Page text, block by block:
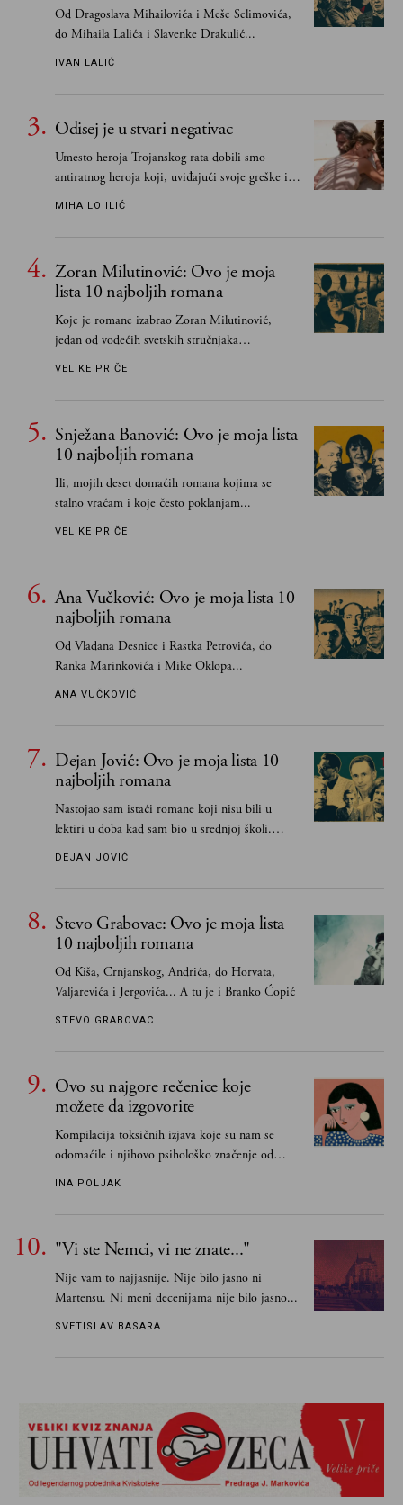
Od Dragoslava Mihailovića i Meše Selimovića,
do Mihaila Lalića i Slavenke Drakulić...
IVAN LALIĆ
Odisej je u stvari negativac
Umesto heroja Trojanskog rata dobili smo
antiratnog heroja koji, uviđajući svoje greške i
učeći na njima, shvata da postoje stvari koje su
MIHAILO ILIĆ
Zoran Milutinović: Ovo je moja
lista 10 najboljih romana
Koje je romane izabrao Zoran Milutinović,
jedan od vodećih svetskih stručnjaka
južnoslovenske književnosti
VELIKE PRIČE
Snježana Banović: Ovo je moja lista
10 najboljih romana
Ili, mojih deset domaćih romana kojima se
stalno vraćam i koje često poklanjam...
VELIKE PRIČE
Ana Vučković: Ovo je moja lista 10
najboljih romana
Od Vladana Desnice i Rastka Petrovića, do
Ranka Marinkovića i Mike Oklopa...
ANA VUČKOVIĆ
Dejan Jović: Ovo je moja lista 10
najboljih romana
Nastojao sam istaći romane koji nisu bili u
lektiri u doba kad sam bio u srednjoj školi.
Smatrao sam da su "klasici" već dovoljno
DEJAN JOVIĆ
Stevo Grabovac: Ovo je moja lista
10 najboljih romana
Od Kiša, Crnjanskog, Andrića, do Horvata,
Valjarevića i Jergovića... A tu je i Branko Ćopić
STEVO GRABOVAC
Ovo su najgore rečenice koje
možete da izgovorite
Kompilacija toksičnih izjava koje su nam se
odomaćile i njihovo psihološko značenje od
INA POLJAK
"Vi ste Nemci, vi ne znate..."
Nije vam to najjasnije. Nije bilo jasno ni
Martensu. Ni meni decenijama nije bilo jasno...
SVETISLAV BASARA